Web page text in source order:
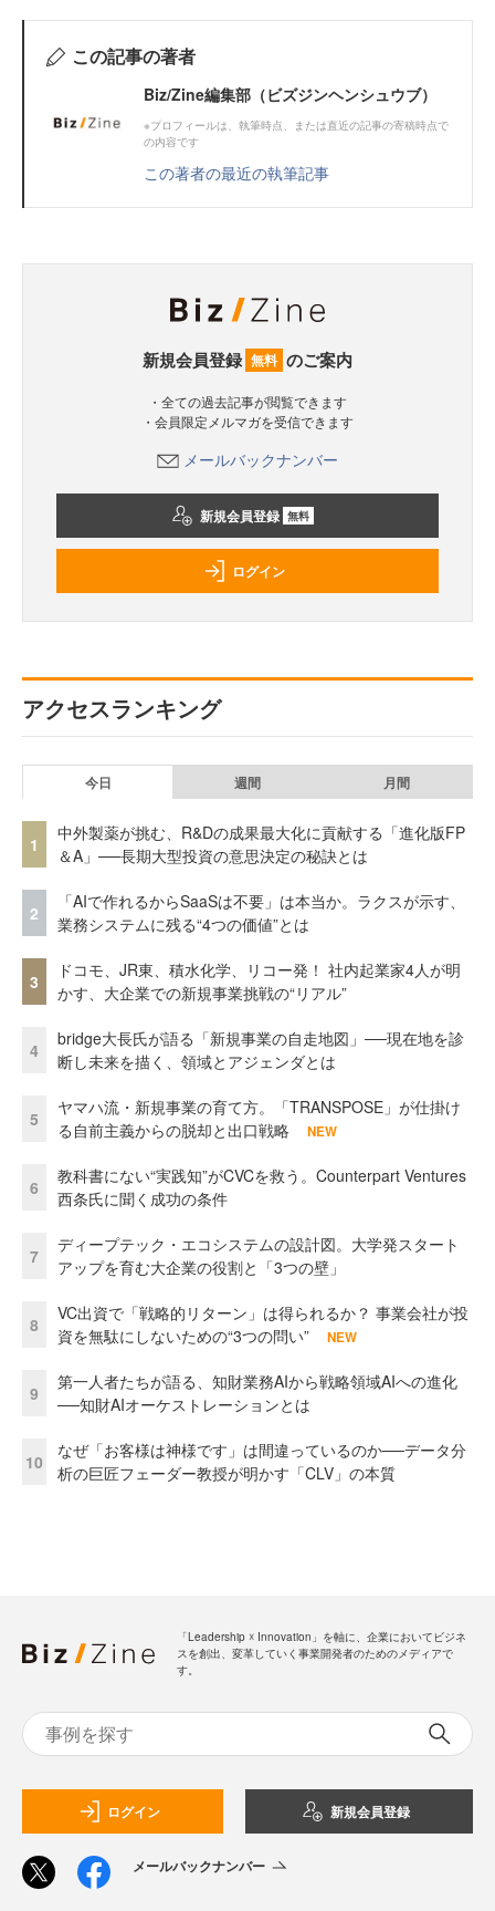
この記事の著者
Biz/Zine編集部（ビズジンヘンシュウブ）
※プロフィールは、執筆時点、または直近の記事の寄稿時点で
の内容です
この著者の最近の執筆記事
新規会員登録 無料 のご案内
・全ての過去記事が閲覧できます
・会員限定メルマガを受信できます
メールバックナンバー
新規会員登録 無料
ログイン
アクセスランキング
今日 週間 月間
1
中外製薬が挑む、R&Dの成果最大化に貢献する「進化版FP
＆A」──長期大型投資の意思決定の秘訣とは
2
「AIで作れるからSaaSは不要」は本当か。ラクスが示す、
業務システムに残る“4つの価値”とは
3
ドコモ、JR東、積水化学、リコー発！ 社内起業家4人が明
かす、大企業での新規事業挑戦の“リアル”
4
bridge大長氏が語る「新規事業の自走地図」──現在地を診
断し未来を描く、領域とアジェンダとは
5
ヤマハ流・新規事業の育て方。「TRANSPOSE」が仕掛け
る自前主義からの脱却と出口戦略
NEW
6
教科書にない“実践知”がCVCを救う。Counterpart Ventures
西条氏に聞く成功の条件
7
ディープテック・エコシステムの設計図。大学発スタート
アップを育む大企業の役割と「3つの壁」
8
VC出資で「戦略的リターン」は得られるか？ 事業会社が投
資を無駄にしないための“3つの問い”
NEW
9
第一人者たちが語る、知財業務AIから戦略領域AIへの進化
──知財AIオーケストレーションとは
10
なぜ「お客様は神様です」は間違っているのか──データ分
析の巨匠フェーダー教授が明かす「CLV」の本質
「Leadership ☓ Innovation」を軸に、企業においてビジネ
スを創出、変革していく事業開発者のためのメディアで
す。
ログイン 新規会員登録
メールバックナンバー